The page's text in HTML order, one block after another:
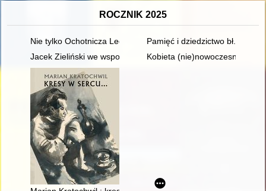
ROCZNIK 2025
Nie tylko Ochotnicza Legia Kobiet : kobiety wobec inwazji
Pamięć i dziedzictwo bł.
Jacek Zieliński we wspomnieniach fanówKobieta (nie)nowoczesna :